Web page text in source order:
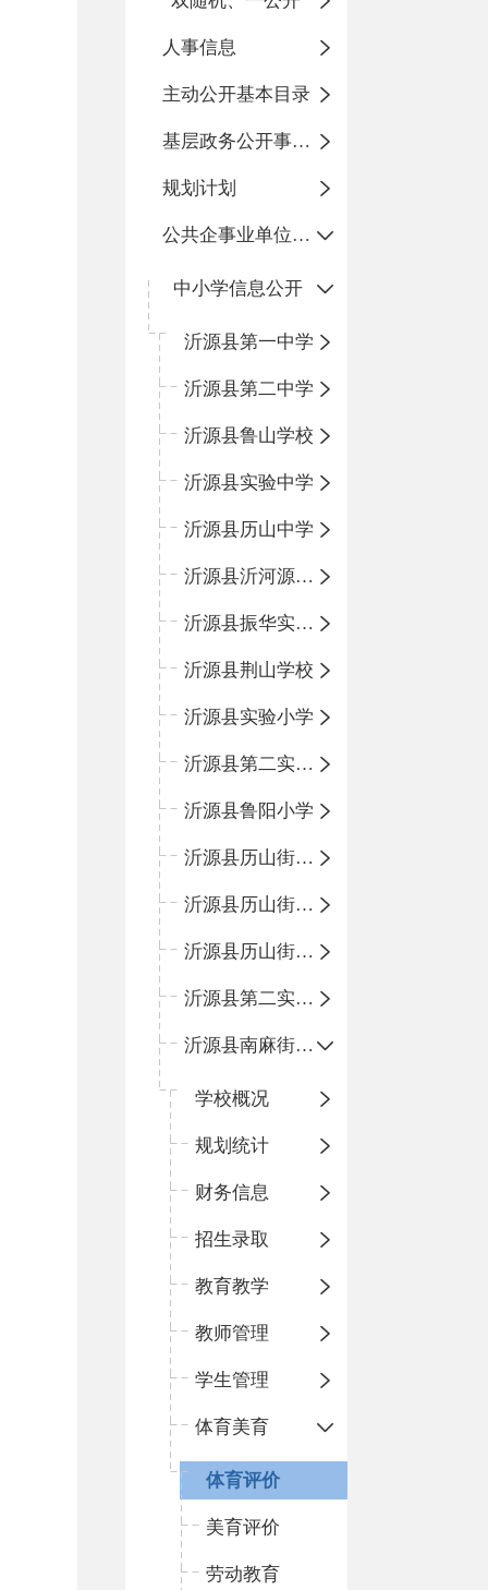
人事信息
主动公开基本目录
基层政务公开事项标准目录
规划计划
公共企事业单位信息公开
中小学信息公开
沂源县第一中学
沂源县第二中学
沂源县鲁山学校
沂源县实验中学
沂源县历山中学
沂源县沂河源学校
沂源县振华实验学校
沂源县荆山学校
沂源县实验小学
沂源县第二实验小学
沂源县鲁阳小学
沂源县历山街道办事处振兴路小学
沂源县历山街道办事处荆山路小学
沂源县历山街道办事处鲁山路小学
沂源县第二实验中学
沂源县南麻街道办事处中心小学
学校概况
规划统计
财务信息
招生录取
教育教学
教师管理
学生管理
体育美育
体育评价
美育评价
劳动教育